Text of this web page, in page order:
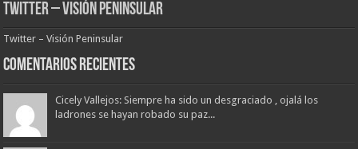
Twitter – Visión Peninsular
Twitter – Visión Peninsular
Comentarios Recientes
Cicely Vallejos: Siempre ha sido un desgraciado , ojalá los
ladrones se hayan robado su paz...